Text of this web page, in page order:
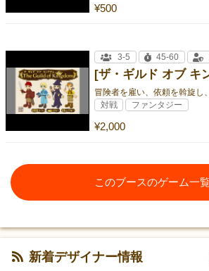
¥500
[ザ・ギルド オブ キ
¥2,000
3-5 45-60
対戦 ファンタジー
このブースのゲーム一
新着デザイナー情報